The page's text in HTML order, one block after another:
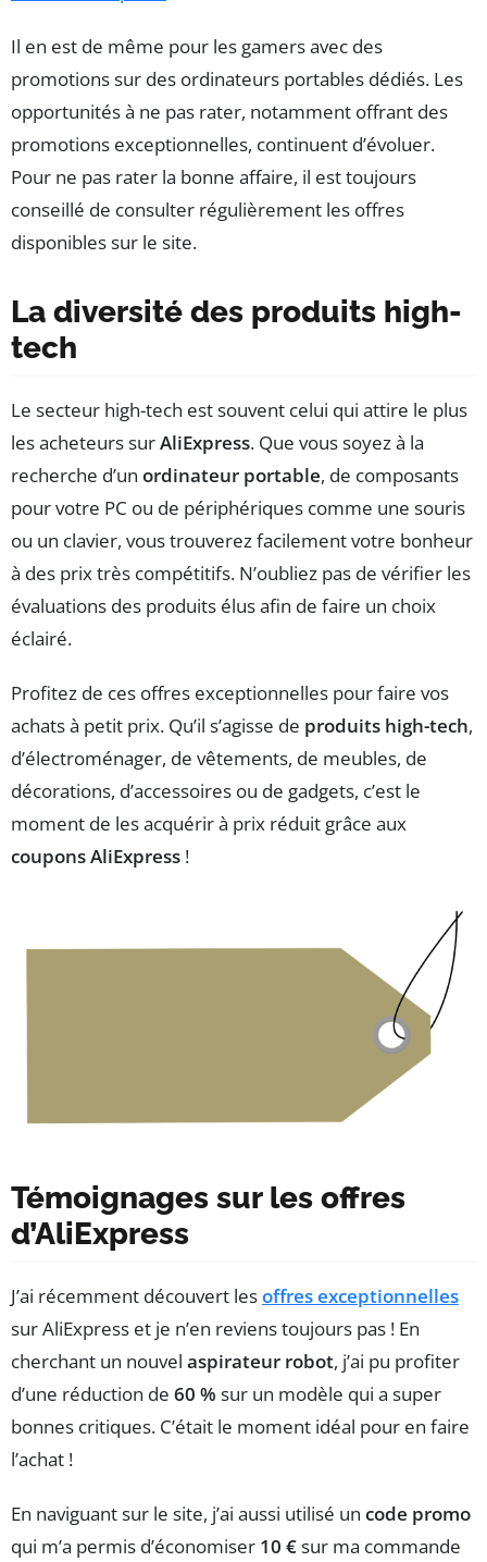
Il en est de même pour les gamers avec des
promotions sur des ordinateurs portables dédiés. Les
opportunités à ne pas rater, notamment offrant des
promotions exceptionnelles, continuent d’évoluer.
Pour ne pas rater la bonne affaire, il est toujours
conseillé de consulter régulièrement les offres
disponibles sur le site.
La diversité des produits high-
tech
Le secteur high-tech est souvent celui qui attire le plus
les acheteurs surAliExpress. Que vous soyez à la
recherche d’un ordinateur portable, de composants
pour votre PC ou de périphériques comme une souris
ou un clavier, vous trouverez facilement votre bonheur
à des prix très compétitifs. N’oubliez pas de vérifier les
évaluations des produits élus afin de faire un choix
éclairé.
Profitez de ces offres exceptionnelles pour faire vos
achats à petit prix. Qu’il s’agisse de produits high-tech,
d’électroménager, de vêtements, de meubles, de
décorations, d’accessoires ou de gadgets, c’est le
moment de les acquérir à prix réduit grâce aux
coupons AliExpress !
Témoignages sur les offres
d’AliExpress
J’ai récemment découvert lesoffres exceptionnelles
sur AliExpress et je n’en reviens toujours pas ! En
cherchant un nouvel aspirateur robot, j’ai pu profiter
d’une réduction de 60 % sur un modèle qui a super
bonnes critiques. C’était le moment idéal pour en faire
l’achat !
En naviguant sur le site, j’ai aussi utilisé un code promo
qui m’a permis d’économiser 10 €sur ma commande